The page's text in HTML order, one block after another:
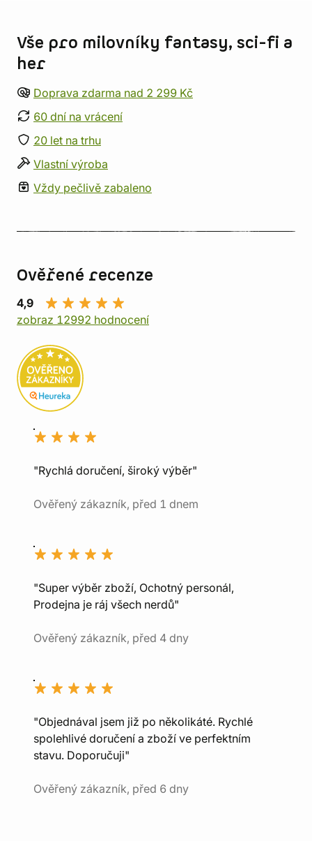
Vše pro milovníky fantasy, sci-fi a
her
Doprava zdarma nad 2 299 Kč
60 dní na vrácení
20 let na trhu
Vlastní výroba
Vždy pečlivě zabaleno
Ověřené recenze
4,9
zobraz 12992 hodnocení
"Rychlá doručení, široký výběr"
Ověřený zákazník, před 1 dnem
"Super výběr zboží, Ochotný personál,
Prodejna je ráj všech nerdů"
Ověřený zákazník, před 4 dny
"Objednával jsem již po několikáté. Rychlé
spolehlivé doručení a zboží ve perfektním
stavu. Doporučuji"
Ověřený zákazník, před 6 dny